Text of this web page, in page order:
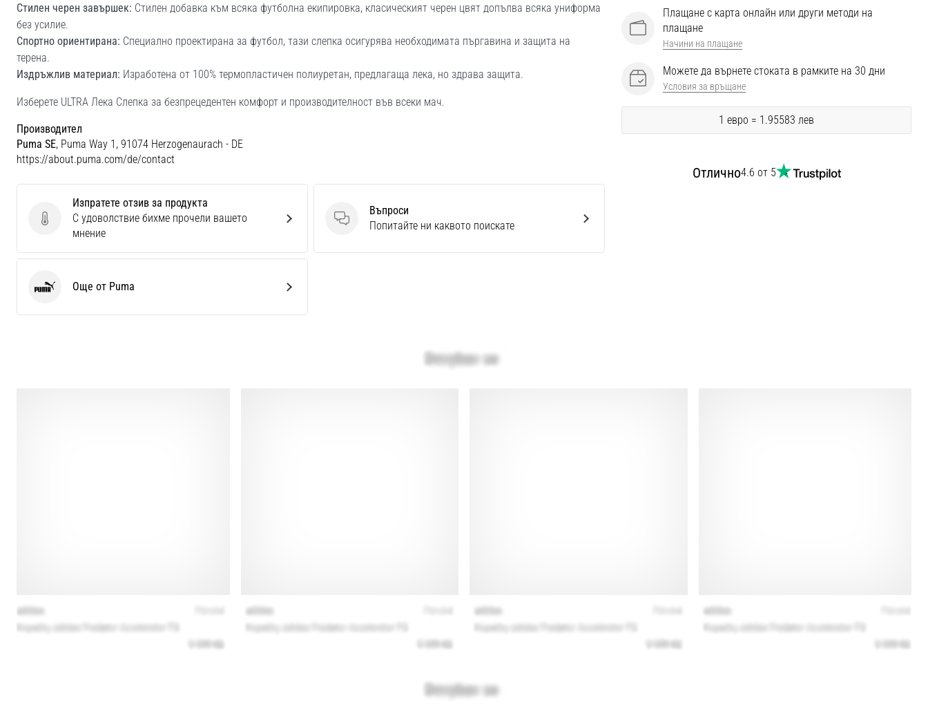
Плащане с карта онлайн или други методи на
плащане
Начини на плащане
Можете да върнете стоката в рамките на 30 дни
Условия за връщане
1 евро = 1.95583 лев
Отлично4.6 от 5
Стилен черен завършек: Стилен добавка към всяка футболна екипировка, класическият черен цвят допълва всяка униформа
без усилие.
Спортно ориентирана: Специално проектирана за футбол, тази слепка осигурява необходимата пъргавина и защита на
терена.
Издръжлив материал: Изработена от 100% термопластичен полиуретан, предлагаща лека, но здрава защита.
Изберете ULTRA Лека Слепка за безпрецедентен комфорт и производителност във всеки мач.
Производител
Puma SE, Puma Way 1, 91074 Herzogenaurach - DE
https://about.puma.com/de/contact
Изпратете отзив за продукта
Изпратете отзив за продукта
С удоволствие бихме прочели вашето
мнение
Въпроси
Въпроси
Попитайте ни каквото поискате
Puma Още от Puma